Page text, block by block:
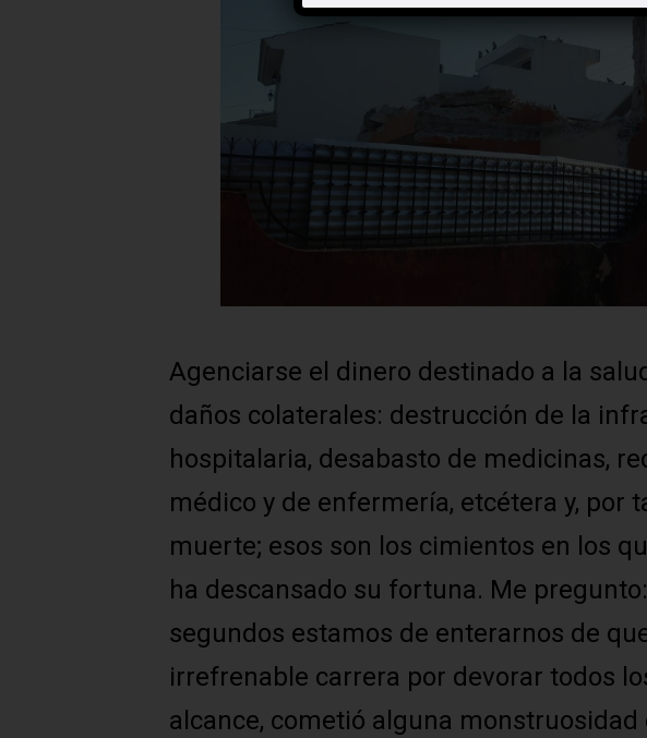
Agenciarse el dinero destinado a la
daños colaterales: destrucción de la
hospitalaria, desabasto de medicinas,
médico y de enfermería, etcétera y, por
muerte; esos son los cimientos en los
ha descansado su fortuna. Me
segundos estamos de enterarnos de
irrefrenable carrera por devorar todos
alcance, cometió alguna monstruosidad